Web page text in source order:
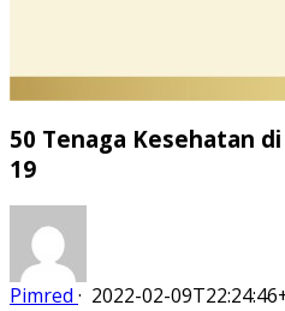
50 Tenaga Kesehatan
19
Pimred · 2022-02-